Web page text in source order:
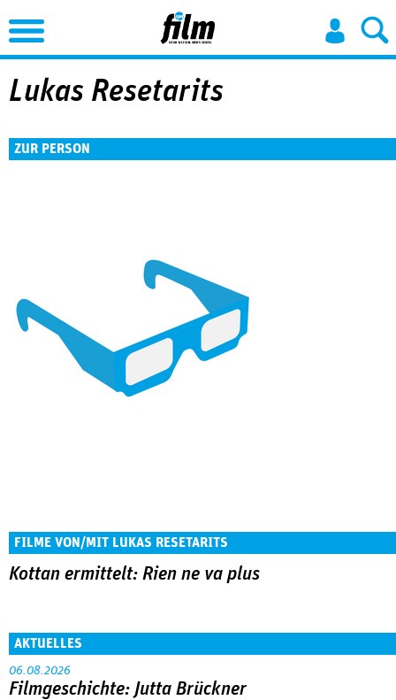
Jump to Navigation
Lukas Resetarits
ZUR PERSON
FILME VON/MIT LUKAS RESETARITS
Kottan ermittelt: Rien ne va plus
AKTUELLES
06.08.2026
Filmgeschichte: Jutta Brückner